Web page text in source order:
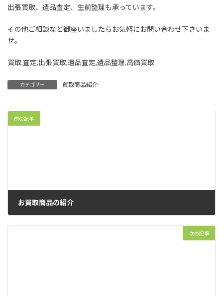
出張買取、遺品査定、生前整理も承っています。
その他ご相談など御座いましたらお気軽にお問い合わせ下さいま
せ。
買取,査定,出張買取,遺品査定,遺品整理,高価買取
カテゴリー 買取商品紹介
前の記事
お買取商品の紹介
次の記事